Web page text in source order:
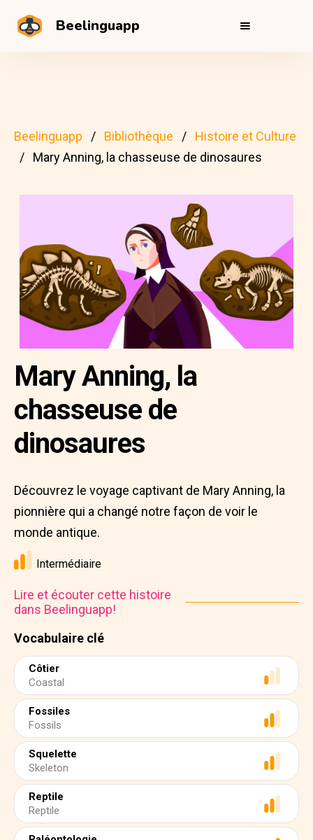
Beelinguapp
Beelinguapp Bibliothèque
Histoire et Culture
Mary Anning, la chasseuse de dinosaures
Vocabulaire clé
Côtier
Coastal
Fossiles
Fossils
Squelette
Skeleton
Reptile
Reptile
Mary Anning, la
chasseuse de
dinosaures
Découvrez le voyage captivant de Mary Anning, la
pionnière qui a changé notre façon de voir le
monde antique.
Intermédiaire
Lire et écouter cette histoire
dans Beelinguapp!